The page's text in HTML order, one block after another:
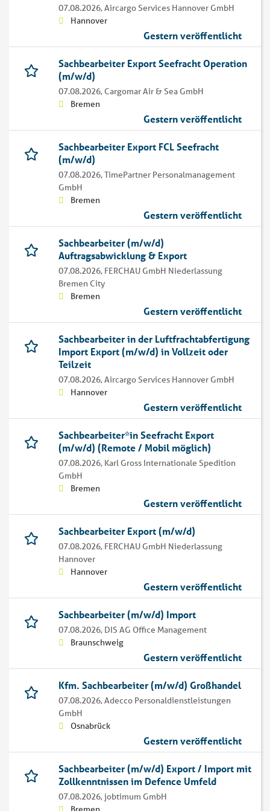
07.08.2026,Aircargo Services Hannover GmbH
Hannover
Gestern veröffentlicht
Sachbearbeiter Export Seefracht Operation
(m/w/d)
07.08.2026, Cargomar Air & Sea GmbH
Bremen
Gestern veröffentlicht
Sachbearbeiter Export FCL Seefracht
(m/w/d)
07.08.2026,TimePartner Personalmanagement
GmbH
Bremen
Gestern veröffentlicht
Sachbearbeiter (m/w/d)
Auftragsabwicklung & Export
07.08.2026, FERCHAU GmbH Niederlassung
Bremen City
Bremen
Gestern veröffentlicht
Sachbearbeiter in der Luftfrachtabfertigung
Import Export (m/w/d) in Vollzeit oder
Teilzeit
07.08.2026,Aircargo Services Hannover GmbH
Hannover
Gestern veröffentlicht
Sachbearbeiter*in Seefracht Export
(m/w/d) (Remote / Mobil möglich)
07.08.2026, Karl Gross Internationale Spedition
GmbH
Bremen
Gestern veröffentlicht
Sachbearbeiter Export (m/w/d)
07.08.2026, FERCHAU GmbH Niederlassung
Hannover
Hannover
Gestern veröffentlicht
Sachbearbeiter (m/w/d) Import
07.08.2026, DIS AG Office Management
Braunschweig
Gestern veröffentlicht
Kfm. Sachbearbeiter (m/w/d) Großhandel
07.08.2026,Adecco Personaldienstleistungen
GmbH
Osnabrück
Gestern veröffentlicht
Sachbearbeiter (m/w/d) Export / Import mit
Zollkenntnissen im Defence Umfeld
07.08.2026,jobtimum GmbH